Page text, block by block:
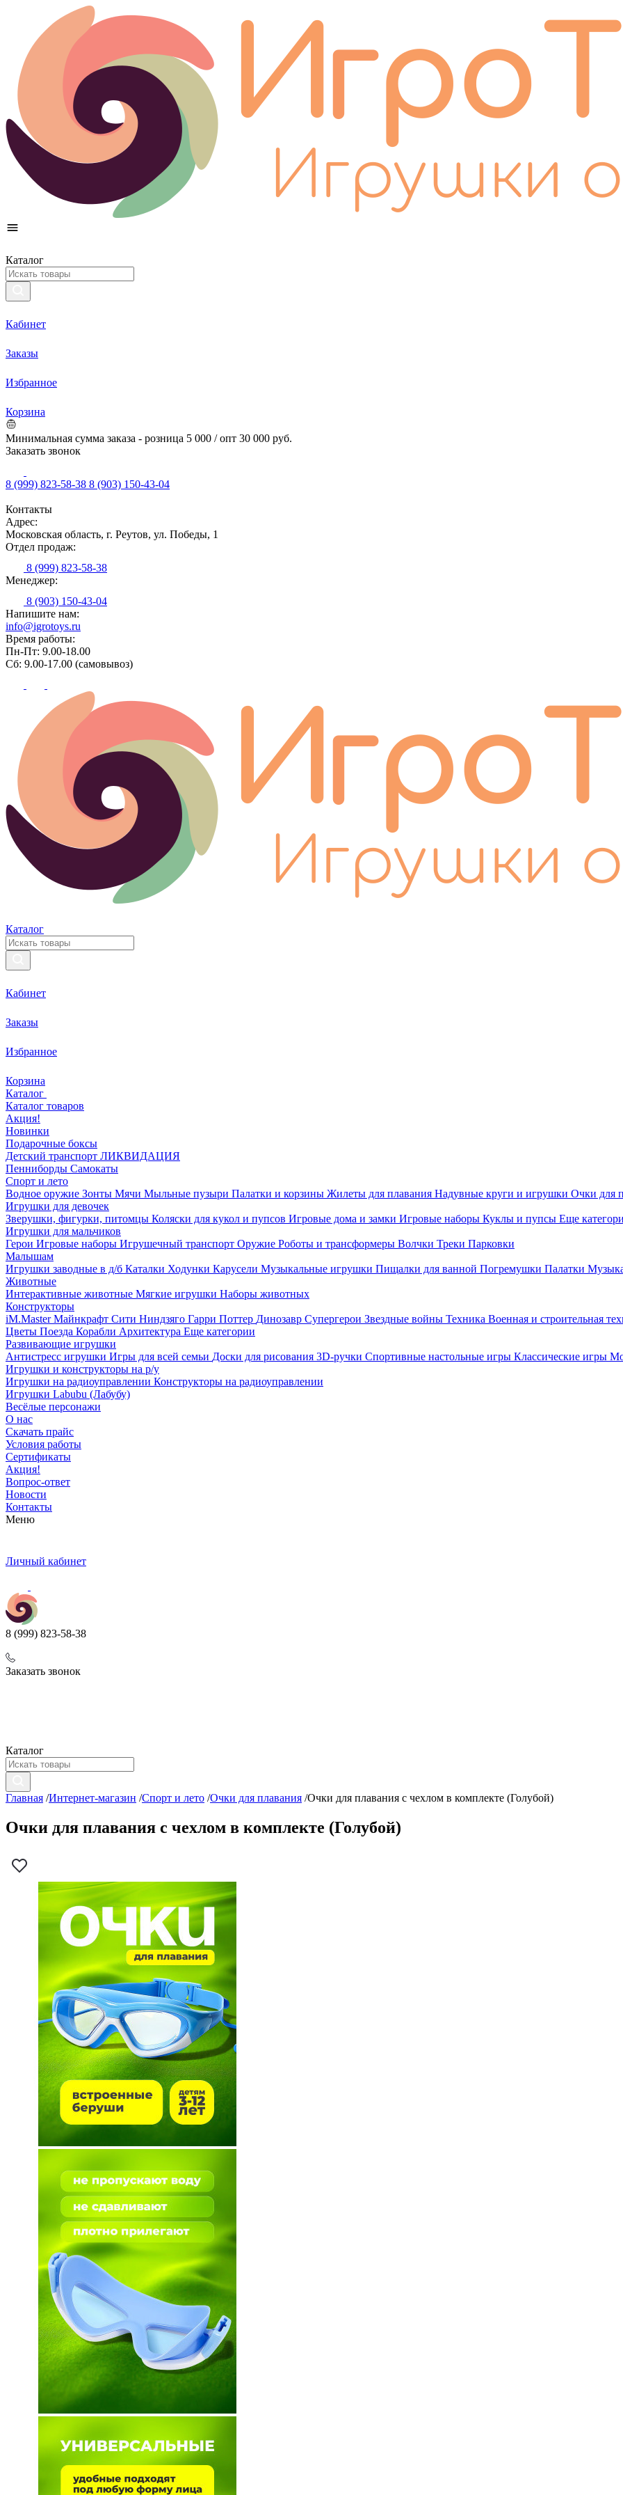
Каталог
Кабинет
Заказы
Избранное
Корзина
Минимальная сумма заказа - розница 5 000 / опт 30 000 руб.
Заказать звонок
8 (999) 823-58-38 8 (903) 150-43-04
Контакты
Адрес:
Московская область, г. Реутов, ул. Победы, 1
Отдел продаж:
8 (999) 823-58-38
Менеджер:
8 (903) 150-43-04
Напишите нам:
info@igrotoys.ru
Время работы:
Пн-Пт: 9.00-18.00
Сб: 9.00-17.00 (самовывоз)
Каталог
Кабинет
Заказы
Избранное
Корзина
Каталог
Каталог товаров
Акция!
Новинки
Подарочные боксы
Детский транспорт ЛИКВИДАЦИЯ
Пенниборды Самокаты
Спорт и лето
Водное оружие Зонты Мячи Мыльные пузыри Палатки и корзины Жилеты для плавания Надувные круги и игрушки Очки для
Игрушки для девочек
Зверушки, фигурки, питомцы Коляски для кукол и пупсов Игровые дома и замки Игровые наборы Куклы и пупсы Еще
Игрушки для мальчиков
Герои Игровые наборы Игрушечный транспорт Оружие Роботы и трансформеры Волчки Треки Парковки
Малышам
Игрушки заводные в д/б Каталки Ходунки Карусели Музыкальные игрушки Пищалки для ванной Погремушки Палатки
Животные
Интерактивные животные Мягкие игрушки Наборы животных
Конструкторы
iM.Master Майнкрафт Сити Ниндзяго Гарри Поттер Динозавр Супергерои Звездные войны Техника Военная и строительная
Цветы Поезда Корабли Архитектура Еще категории
Развивающие игрушки
Антистресс игрушки Игры для всей семьи Доски для рисования 3D-ручки Спортивные настольные игры Классические игры
Игрушки и конструкторы на р/у
Игрушки на радиоуправлении Конструкторы на радиоуправлении
Игрушки Labubu (Лабубу)
Весёлые персонажи
О нас
Скачать прайс
Условия работы
Сертификаты
Акция!
Вопрос-ответ
Новости
Контакты
Меню
Личный кабинет
8 (999) 823-58-38
Заказать звонок
Каталог
Главная /Интернет-магазин /Спорт и лето /Очки для плавания /Очки для плавания с чехлом в комплекте (Голубой)
Очки для плавания с чехлом в комплекте (Голубой)